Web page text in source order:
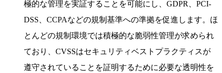
極的な管理を実証することを可能にし、GDPR、PCI-
DSS、CCPAなどの規制基準への準拠を促進します。ほ
とんどの規制環境では積極的な脆弱性管理が求められ
ており、CVSSはセキュリティベストプラクティスが
遵守されていることを証明するために必要な透明性を